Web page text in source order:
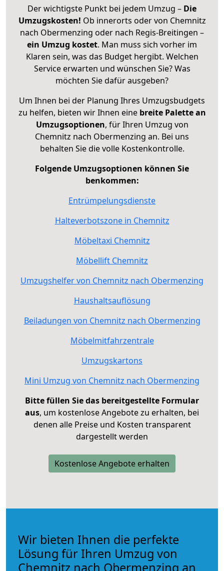
Der wichtigste Punkt bei jedem Umzug – Die
Umzugskosten! Ob innerorts oder von Chemnitz
nach Obermenzing oder nach Regis-Breitingen –
ein Umzug kostet. Man muss sich vorher im
Klaren sein, was das Budget hergibt. Welchen
Service erwarten und wünschen Sie? Was
möchten Sie dafür ausgeben?
Um Ihnen bei der Planung Ihres Umzugsbudgets
zu helfen, bieten wir Ihnen eine breite Palette an
Umzugsoptionen, für Ihren Umzug von
Chemnitz nach Obermenzing an. Bei uns
behalten Sie die volle Kostenkontrolle.
Folgende Umzugsoptionen können Sie
benkommen:
Entrümpelungsdienste
Halteverbotszone in Chemnitz
Möbeltaxi Chemnitz
Möbellift Chemnitz
Umzugshelfer von Chemnitz nach Obermenzing
Haushaltsauflösung
Beiladungen von Chemnitz nach Obermenzing
Möbelmitfahrzentrale
Umzugskartons
Mini Umzug von Chemnitz nach Obermenzing
Bitte füllen Sie das bereitgestellte Formular
aus, um kostenlose Angebote zu erhalten, bei
denen alle Preise und Kosten transparent
dargestellt werden
Kostenlose Angebote erhalten
Wir bieten Ihnen die perfekte
Lösung für Ihren Umzug von
Chemnitz nach Obermenzing an